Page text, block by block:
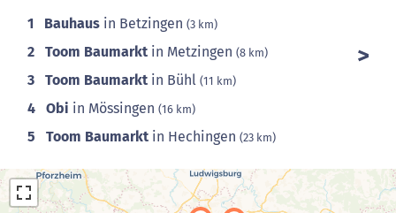
1 Bauhaus in Betzingen (3 km)
2 Toom Baumarkt in Metzingen (8 km)
3 Toom Baumarkt in Bühl (11 km)
4 Obi in Mössingen (16 km)
5 Toom Baumarkt in Hechingen (23 km)